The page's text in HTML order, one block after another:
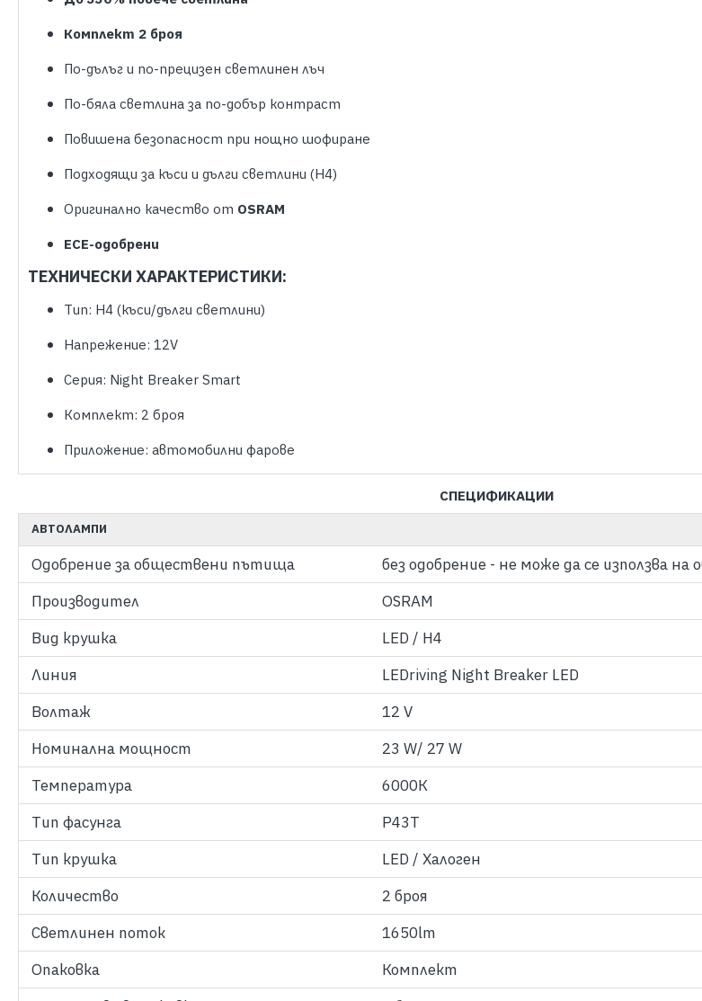
Комплект 2 броя
По-дълъг и по-прецизен светлинен лъч
По-бяла светлина за по-добър контраст
Повишена безопасност при нощно шофиране
Подходящи за къси и дълги светлини (H4)
Оригинално качество от OSRAM
ECE-одобрени
ТЕХНИЧЕСКИ ХАРАКТЕРИСТИКИ:
Тип: H4 (къси/дълги светлини)
Напрежение: 12V
Серия: Night Breaker Smart
Комплект: 2 броя
Приложение: автомобилни фарове
СПЕЦИФИКАЦИИ
АВТОЛАМПИ
Одобрение за обществени пътища
без одобрение - не може да се използва
Производител
OSRAM
Вид крушка
LED / H4
Линия
LEDriving Night Breaker LED
Волтаж
12 V
Номинална мощност
23 W/ 27 W
Температура
6000К
Тип фасунга
P43T
Тип крушка
LED / Халоген
Количество
2 броя
Светлинен поток
1650lm
Опаковка
Комплект